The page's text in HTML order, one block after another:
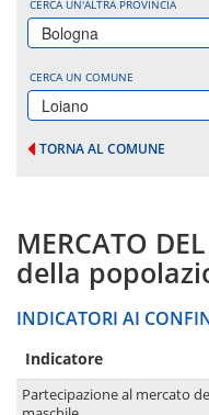
CERCA UN'ALTRA PROVINCIA
Bologna
CERCA UN COMUNE
Loiano
TORNA AL COMUNE
MERCATO
della
INDICATORI AI
Indicatore
Partecipazione al mercato